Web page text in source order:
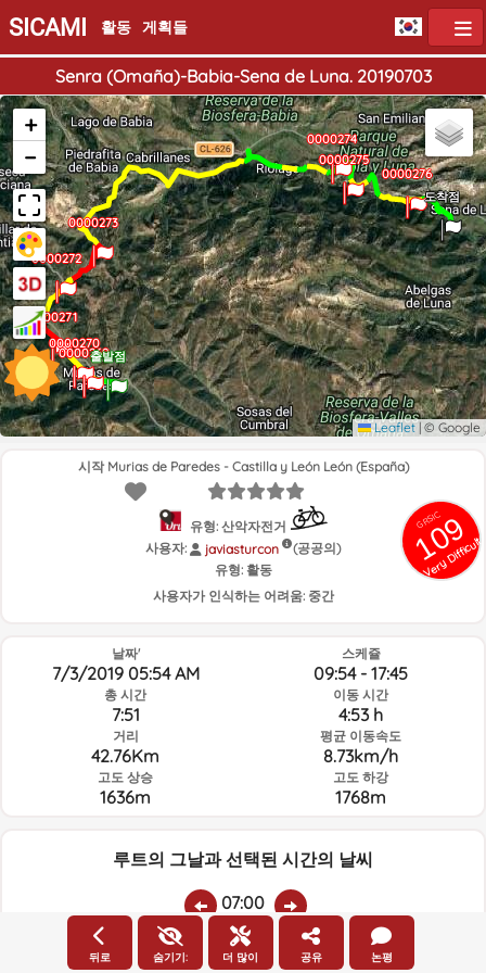
SICAMI 활동 게획들
Senra (Omaña)-Babia-Sena de Luna. 20190703
출발점
도착점
0000269
0000270
0000271
0000272
0000273
0000274
0000275
0000276
+
−
Leaflet | © Google
GRSIC
109
Very Difficult
시작 Murias de Paredes - Castilla y León León (España)
유형: 산악자전거
사용자:
javiasturcon
(공공의)
유형: 활동
사용자가 인식하는 어려움: 중간
날짜'
7/3/2019 05:54 AM
총 시간
7:51
거리
42.76Km
고도 상승
1636m
스케쥴
09:54 - 17:45
이동 시간
4:53 h
평균 이동속도
8.73km/h
고도 하강
1768m
루트의 그날과 선택된 시간의 날씨
07:00
온도 비평균 습도: 풍속: 풍향:
뒤로 숨기기: 더 많이 공유 논평